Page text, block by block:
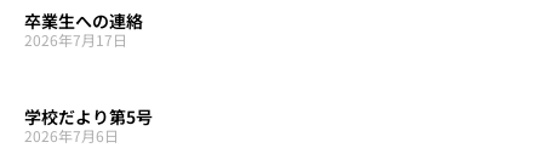
卒業生への連絡
2026年7月17日
学校だより第5号
2026年7月6日